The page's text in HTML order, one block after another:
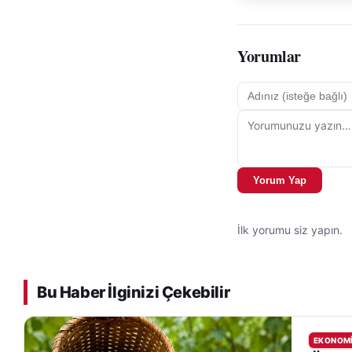
Yorumlar
Yorum Yap
İlk yorumu siz yapın.
Bu Haber İlginizi Çekebilir